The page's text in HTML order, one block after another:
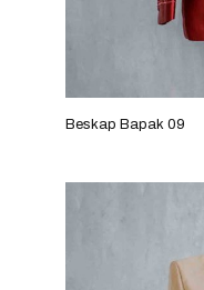
Beskap Bapak 09